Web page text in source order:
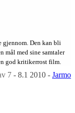
gjennom. Den kan bli
mål med sine samtaler
god kritikerrost film.
7 - 8.1 2010 - Jarmo